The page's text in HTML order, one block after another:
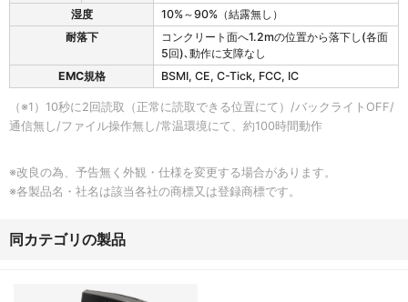
湿度
10%～90%（結露無し）
耐落下
コンクリート面へ1.2mの位置から落下し(各面
5回)､動作に支障なし
EMC規格
BSMI, CE, C-Tick, FCC, IC
（※1）10秒に2回読取（正常に読取できる位置にて）/バックライトOFF/
通信無し/ファイル操作無し/常温環境にて、約100時間動作
※改良の為、予告無く外観・仕様を変更する場合があります。
※各製品名・社名は該当各社の商標又は登録商標です。
同カテゴリの製品